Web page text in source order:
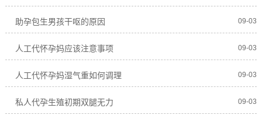
助孕包生男孩干呕的原因 09-03
人工代怀孕妈应该注意事项 09-03
人工代怀孕妈湿气重如何调理 09-03
私人代孕生殖初期双腿无力 09-03